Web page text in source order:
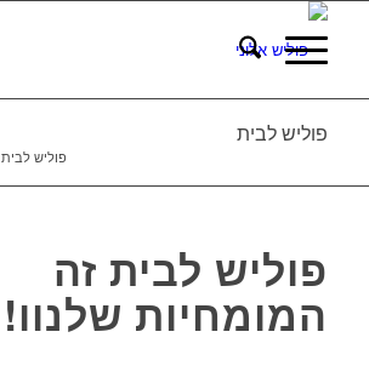
פוליש לבית
פוליש לבית
פוליש לבית זה
המומחיות שלנוו!